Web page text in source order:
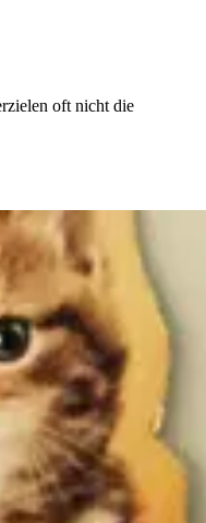
oft nicht die